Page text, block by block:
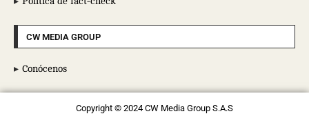
CW MEDIA GROUP
Conócenos
Copyright © 2024 CW Media Group S.A.S